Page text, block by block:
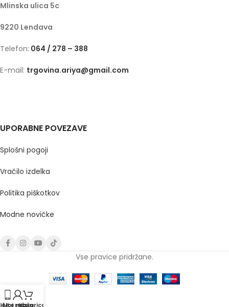
Mlinska ulica 5c
9220 Lendava
Telefon: 064 / 278 – 388
E-mail: trgovina.ariya@gmail.com
UPORABNE POVEZAVE
Splošni pogoji
Vračilo izdelka
Politika piškotkov
Modne novičke
Vse pravice pridržane.
nas
Moj račun
Košarica